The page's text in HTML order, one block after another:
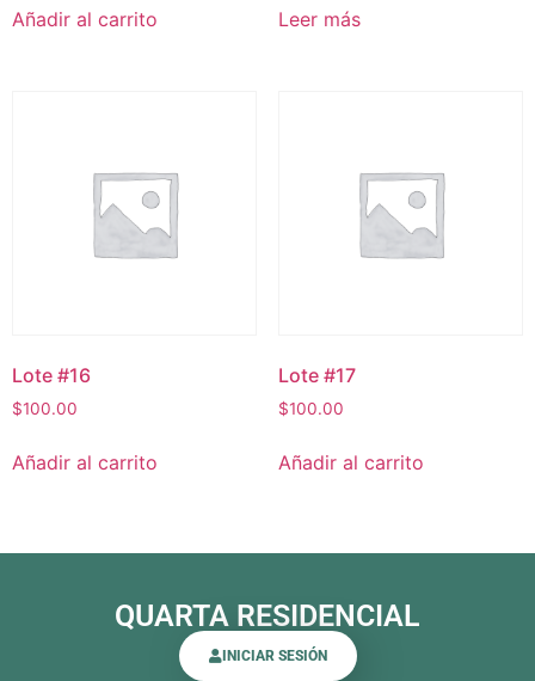
Añadir al carrito Leer más
Lote #16
$100.00
Añadir al carrito
Lote #17
$100.00
Añadir al carrito
QUARTA RESIDENCIAL
INICIAR SESIÓN